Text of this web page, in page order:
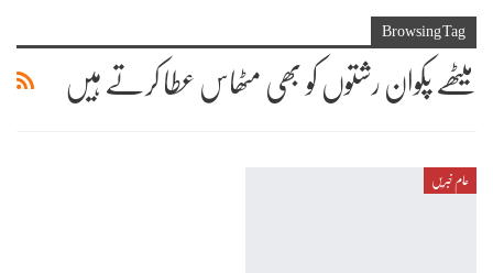
Browsing Tag
میٹھے پکوان رشتوں کو بھی مٹھاس عطا کرتے ہیں
عام خبریں